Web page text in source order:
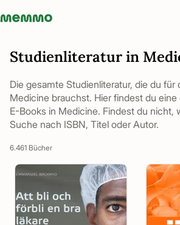
Memmo - AI-verktyg och digital kurslitteratur
Studienliteratur in
Die gesamte Studienliteratur, die du für
Medicine brauchst. Hier findest du eine
E-Books in Medicine. Findest du nicht,
Suche nach ISBN, Titel oder Autor.
6.461 Bücher